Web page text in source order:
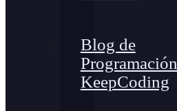
Blog de
Programación
KeepCoding